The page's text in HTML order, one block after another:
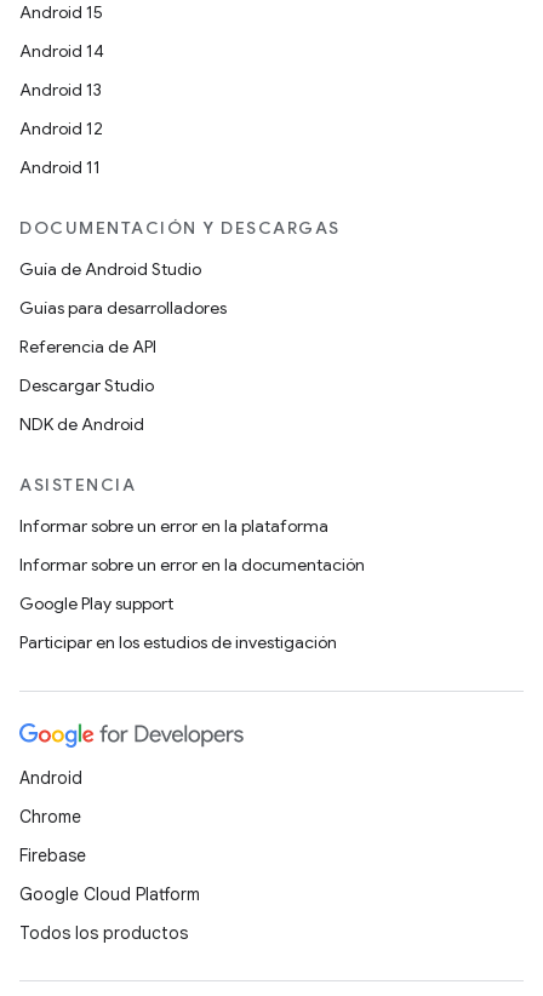
Android 15
Android 14
Android 13
Android 12
Android 11
DOCUMENTACIÓN Y DESCARGAS
Guía de Android Studio
Guías para desarrolladores
Referencia de API
Descargar Studio
NDK de Android
ASISTENCIA
Informar sobre un error en la plataforma
Informar sobre un error en la documentación
Google Play support
Participar en los estudios de investigación
Android
Chrome
Firebase
Google Cloud Platform
Todos los productos